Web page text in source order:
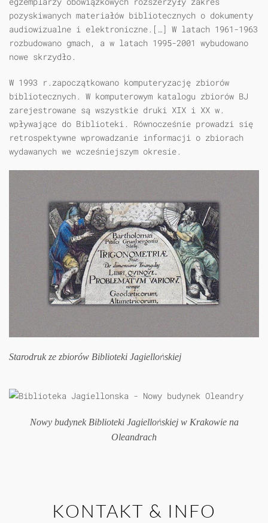
pozyskiwanych materiałów bibliotecznych o dokumenty
audiowizualne i elektroniczne.[…] W latach 1961-1963
rozbudowano gmach, a w latach 1995-2001 wybudowano
nowe skrzydło.
W 1993 r.zapoczątkowano komputeryzację zbiorów
bibliotecznych. W komputerowym katalogu zbiorów BJ
zarejestrowane są wszystkie druki XIX i XX w.
wpływające do Biblioteki. Równocześnie prowadzi się
retrospektywne wprowadzanie informacji o zbiorach
wydawanych we wcześniejszym okresie.
Starodruk ze zbiorów Biblioteki Jagiellońskiej
Nowy budynek Biblioteki Jagiellońskiej w Krakowie na
Oleandrach
KONTAKT & INFO